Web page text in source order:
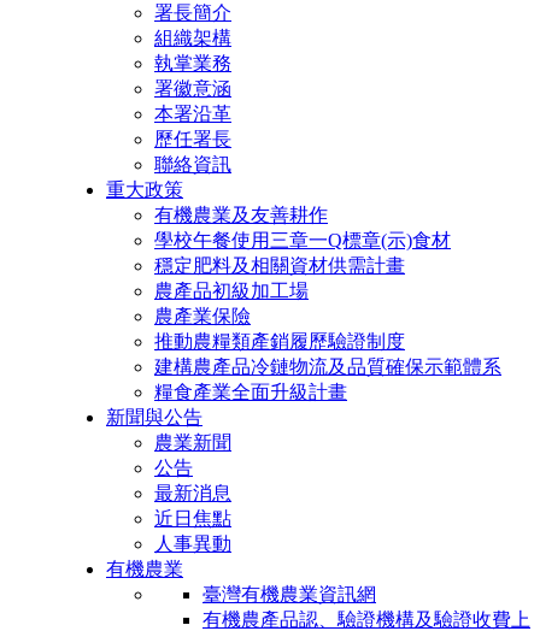
署長簡介
組織架構
執掌業務
署徽意涵
本署沿革
歷任署長
聯絡資訊
重大政策
有機農業及友善耕作
學校午餐使用三章一Q標章(示)食材
穩定肥料及相關資材供需計畫
農產品初級加工場
農產業保險
推動農糧類產銷履歷驗證制度
建構農產品冷鏈物流及品質確保示範體系
糧食產業全面升級計畫
新聞與公告
農業新聞
公告
最新消息
近日焦點
人事異動
有機農業
臺灣有機農業資訊網
有機農產品認、驗證機構及驗證收費上